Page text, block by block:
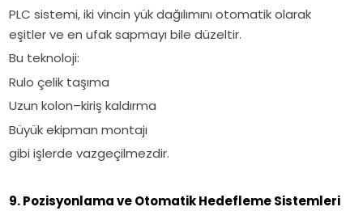
PLC sistemi, iki vincin yük dağılımını otomatik olarak
eşitler ve en ufak sapmayı bile düzeltir.
Bu teknoloji:
Rulo çelik taşıma
Uzun kolon–kiriş kaldırma
Büyük ekipman montajı
gibi işlerde vazgeçilmezdir.
9. Pozisyonlama ve Otomatik Hedefleme Sistemleri